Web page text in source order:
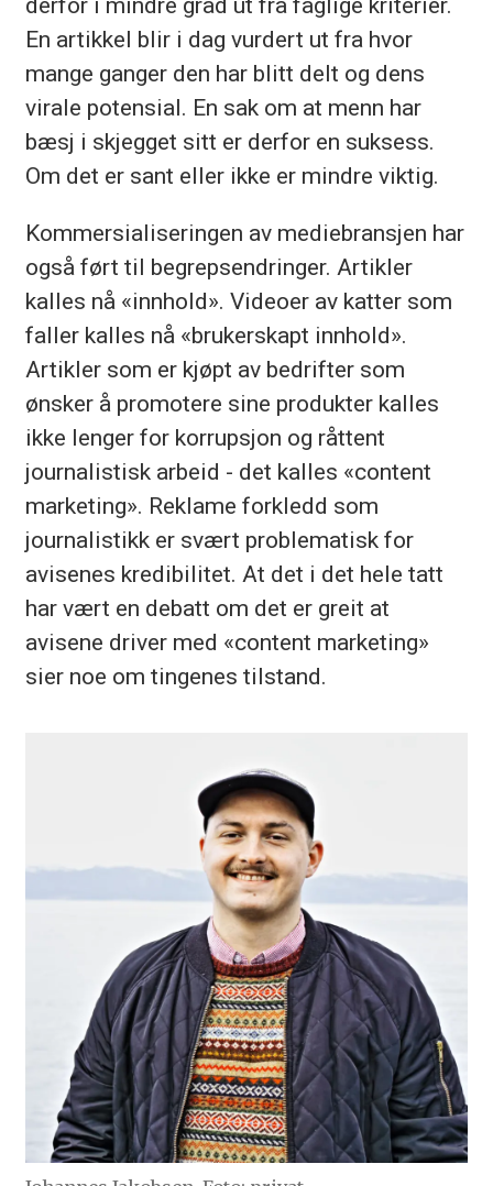
En artikkel blir i dag vurdert ut fra hvor
mange ganger den har blitt delt og dens
virale potensial. En sak om at menn har
bæsj i skjegget sitt er derfor en suksess.
Om det er sant eller ikke er mindre viktig.
Kommersialiseringen av mediebransjen har
også ført til begrepsendringer. Artikler
kalles nå «innhold». Videoer av katter som
faller kalles nå «brukerskapt innhold».
Artikler som er kjøpt av bedrifter som
ønsker å promotere sine produkter kalles
ikke lenger for korrupsjon og råttent
journalistisk arbeid - det kalles «content
marketing». Reklame forkledd som
journalistikk er svært problematisk for
avisenes kredibilitet. At det i det hele tatt
har vært en debatt om det er greit at
avisene driver med «content marketing»
sier noe om tingenes tilstand.